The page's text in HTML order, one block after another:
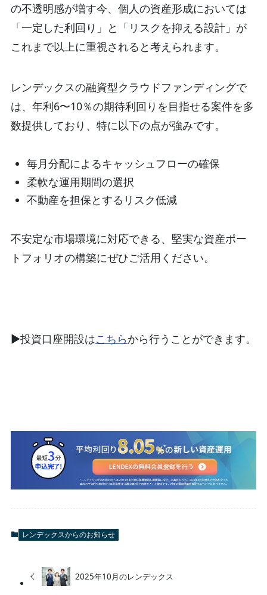
の不透明感が増す今、個人の資産形成においては
「一定した利回り」と「リスクを抑える設計」が
これまで以上に重視されると考えられます。
レンデックスの融資型クラウドファンディングで
は、年利6〜10％の期待利回りを目指せる案件を多
数提供しており、特に以下の点が強みです。
毎月分配によるキャッシュフローの確保
柔軟な運用期間の選択
不動産を担保とするリスク低減
不安定な市場環境に対応できる、堅実な資産ポー
トフォリオの構築にぜひご活用ください。
▶︎投資口座開設はこちらから行うことができます。
レンデックスからのお知らせ
2025年10月のレンデックス